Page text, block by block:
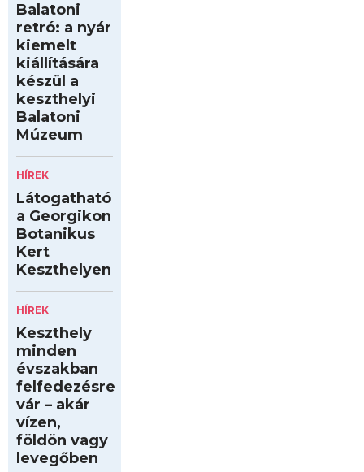
Balatoni
retró: a nyár
kiemelt
kiállítására
készül a
keszthelyi
Balatoni
Múzeum
HÍREK
Látogatható
a Georgikon
Botanikus
Kert
Keszthelyen
HÍREK
Keszthely
minden
évszakban
felfedezésre
vár – akár
vízen,
földön vagy
levegőben